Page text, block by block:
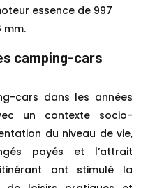
essence de 997
mm.
camping-cars
cars dans les années
un contexte socio-
du niveau de vie,
payés et l’attrait
ont stimulé la